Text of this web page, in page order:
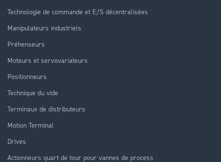
Technologie de commande et E/S décentralisées
Manipulateurs industriels
Préhenseurs
Moteurs et servovariateurs
Positionneurs
Technique du vide
Terminaux de distributeurs
Motion Terminal
Drives
Actionneurs quart de tour pour vannes de process